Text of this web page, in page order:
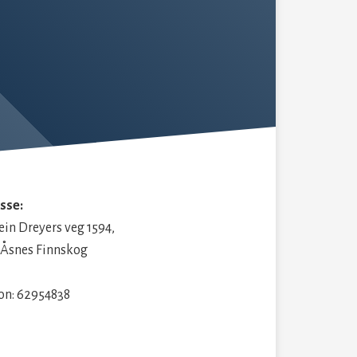
Dreyers veg 1594,
Finnskog
62954838